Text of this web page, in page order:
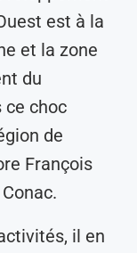
est à la
et la zone
du
ce choc
de
François
il en